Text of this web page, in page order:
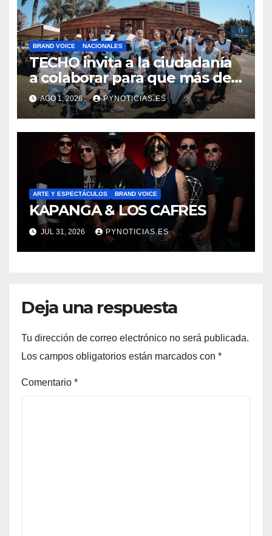
BRAND VOICE NACIONALES
TECHO invita a la ciudadanía
a colaborar para que más de
500 familias puedan “Salir de
la Tierra”
AGO 1, 2026 PYNOTICIAS.ES
ARTE Y ESPECTÁCULOS BRAND VOICE
KAPANGA & LOS CAFRES
JUL 31, 2026 PYNOTICIAS.ES
Deja una respuesta
Tu dirección de correo electrónico no será publicada.
Los campos obligatorios están marcados con *
Comentario *